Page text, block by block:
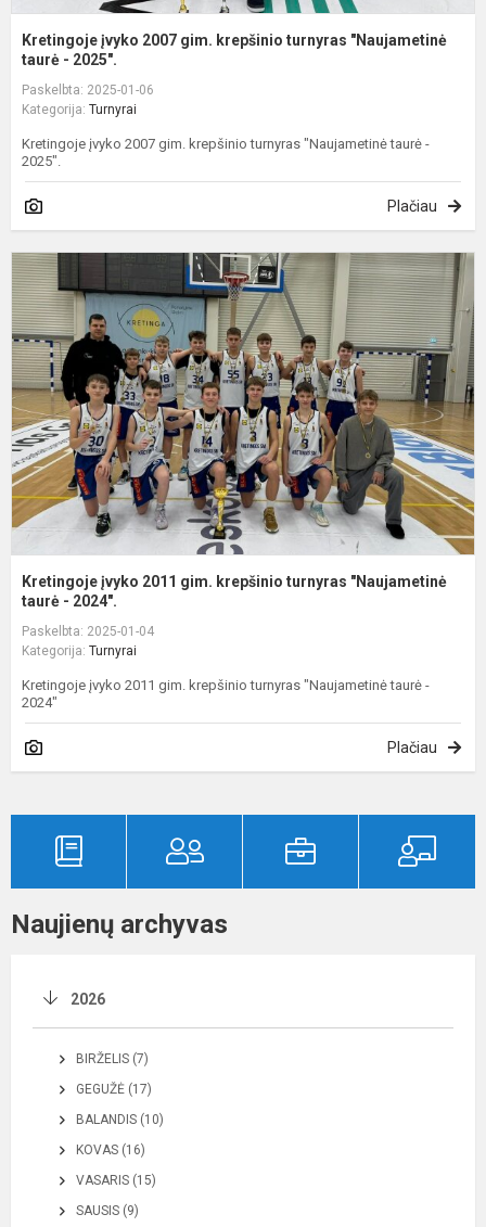
Kretingoje įvyko 2007 gim. krepšinio turnyras "Naujametinė
taurė - 2025".
Paskelbta: 2025-01-06
Kategorija: Turnyrai
Kretingoje įvyko 2007 gim. krepšinio turnyras "Naujametinė taurė -
2025".
Plačiau
Kretingoje įvyko 2011 gim. krepšinio turnyras "Naujametinė
taurė - 2024".
Paskelbta: 2025-01-04
Kategorija: Turnyrai
Kretingoje įvyko 2011 gim. krepšinio turnyras "Naujametinė taurė -
2024"
Plačiau
Naujienų archyvas
2026
BIRŽELIS (7)
GEGUŽĖ (17)
BALANDIS (10)
KOVAS (16)
VASARIS (15)
SAUSIS (9)